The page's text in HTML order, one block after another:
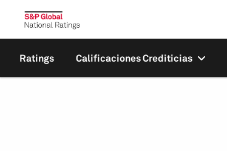
Ratings Calificaciones Crediticias